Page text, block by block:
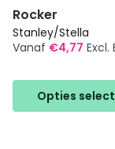
Rocker
Stanley/Stella
Vanaf €4,77 Excl.
Opties
product
heeft